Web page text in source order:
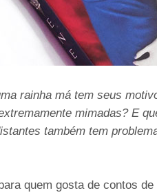
rainha má tem seus
mimadas? E
também tem
quem gosta de contos